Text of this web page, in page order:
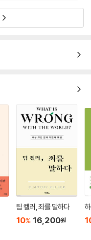
팀 켈러, 죄를 말하다
10% 16,200원